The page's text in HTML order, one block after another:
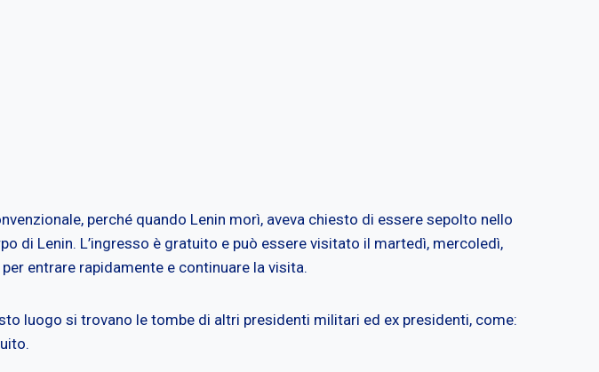
perché quando Lenin morì, aveva chiesto di essere sepolto nello
di Lenin. L’ingresso è gratuito e può essere visitato il martedì, mercoledì,
entrare rapidamente e continuare la visita.
luogo si trovano le tombe di altri presidenti militari ed ex presidenti, come: